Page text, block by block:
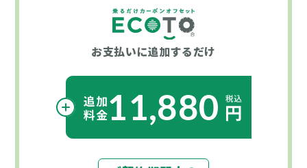
お支払いに追加するだけ
11,880